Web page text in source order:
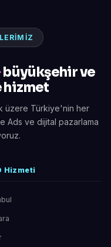
büyükşehir ve
üzere Türkiye'nin her
Ads ve dijital pazarlama
Hizmeti